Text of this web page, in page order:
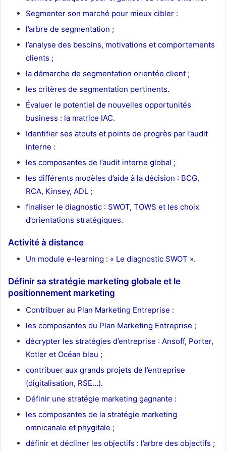
Segmenter son marché pour mieux cibler :
l’arbre de segmentation ;
l’analyse des besoins, motivations et comportements
clients ;
la démarche de segmentation orientée client ;
les critères de segmentation pertinents.
Évaluer le potentiel de nouvelles opportunités
business : la matrice IAC.
Identifier ses atouts et points de progrès par l’audit
interne :
les composantes de l’audit interne global ;
les différents modèles d’aide à la décision : BCG,
RCA, Kinsey, ADL ;
finaliser le diagnostic : SWOT, TOWS et les choix
d’orientations stratégiques.
Activité à distance
Un module e-learning : « Le diagnostic SWOT ».
Définir sa stratégie marketing globale et le
positionnement marketing
Contribuer au Plan Marketing Entreprise :
les composantes du Plan Marketing Entreprise ;
décrypter les stratégies d’entreprise : Ansoff, Porter,
Kotler et Océan bleu ;
contribuer aux grands projets de l’entreprise
(digitalisation, RSE…).
Définir une stratégie marketing gagnante :
les composantes de la stratégie marketing
omnicanale et phygitale ;
définir et décliner les objectifs : l’arbre des objectifs ;